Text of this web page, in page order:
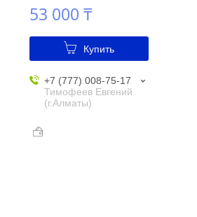
53 000 ₸
Купить
+7 (777) 008-75-17
Тимофеев Евгений
(г.Алматы)